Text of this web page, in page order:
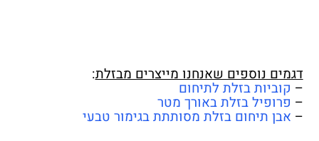
דגמים נוספים שאנחנו מייצרים מבזלת:
– קוביות בזלת לתיחום
– פרופיל בזלת באורך מטר
– אבן תיחום בזלת מסותתת בגימור טבעי